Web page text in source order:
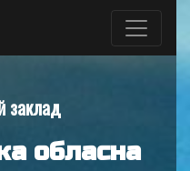
заклад
обласна